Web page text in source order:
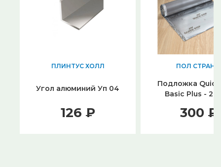
ПЛИНТУС ХОЛЛ
Угол алюминий Уп 04
126 ₽
ПОЛ СТРАНЫ
Подложка
Basic Plus -
300 ₽